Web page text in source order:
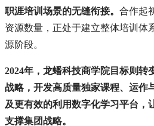
职涯培训场景的无缝衔接。 合作起
资源数量，正处于建立整体培训体
源阶段。
2024年，龙蟠科技商学院目标则转
战略，开发高质量独家课程、运作
及更有效的利用数字化学习平台，
支撑集团战略。